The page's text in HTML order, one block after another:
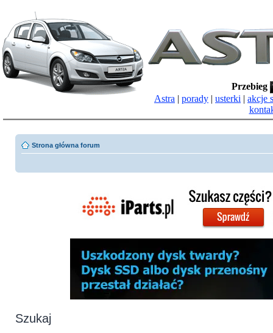
Przebieg
Astra | porady | usterki | akcje
Strona główna forum
Szukaj